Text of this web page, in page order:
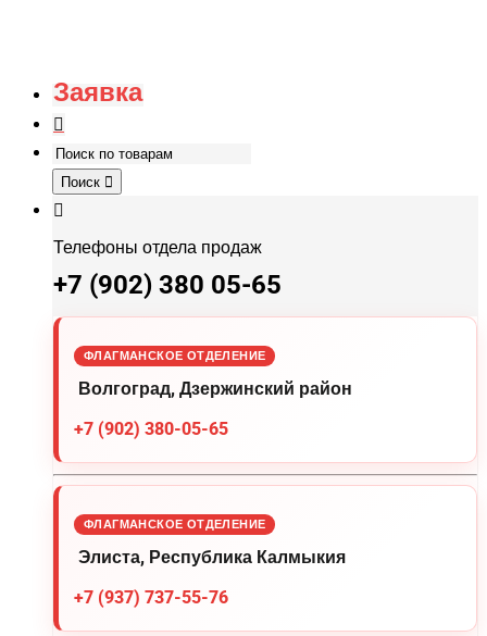
Заявка
Поиск
Телефоны отдела продаж
+7 (902) 380 05-65
ФЛАГМАНСКОЕ ОТДЕЛЕНИЕ
Волгоград, Дзержинский район
+7 (902) 380-05-65
ФЛАГМАНСКОЕ ОТДЕЛЕНИЕ
Элиста, Республика Калмыкия
+7 (937) 737-55-76